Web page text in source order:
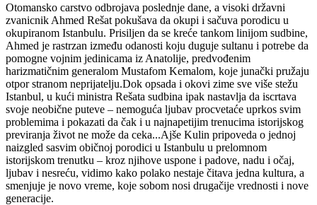
Otomansko carstvo odbrojava poslednje dane, a visoki državni
zvanicnik Ahmed Rešat pokušava da okupi i sačuva porodicu u
okupiranom Istanbulu. Prisiljen da se kreće tankom linijom sudbine,
Ahmed je rastrzan između odanosti koju duguje sultanu i potrebe da
pomogne vojnim jedinicama iz Anatolije, predvođenim
harizmatičnim generalom Mustafom Kemalom, koje junački pružaju
otpor stranom neprijatelju.Dok opsada i okovi zime sve više stežu
Istanbul, u kući ministra Rešata sudbina ipak nastavlja da iscrtava
svoje neobične puteve – nemoguća ljubav procvetaće uprkos svim
problemima i pokazati da čak i u najnapetijim trenucima istorijskog
previranja život ne može da ceka...Ajše Kulin pripoveda o jednoj
naizgled sasvim običnoj porodici u Istanbulu u prelomnom
istorijskom trenutku – kroz njihove uspone i padove, nadu i očaj,
ljubav i nesreću, vidimo kako polako nestaje čitava jedna kultura, a
smenjuje je novo vreme, koje sobom nosi drugačije vrednosti i nove
generacije.